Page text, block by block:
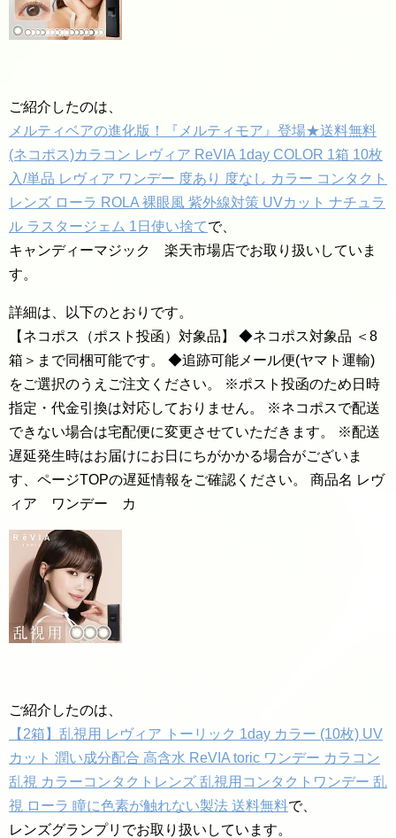
ご紹介したのは、
メルティベアの進化版！『メルティモア』登場★送料無料
(ネコポス)カラコン レヴィア ReVIA 1day COLOR 1箱 10枚
入/単品 レヴィア ワンデー 度あり 度なし カラー コンタクト
レンズ ローラ ROLA 裸眼風 紫外線対策 UVカット ナチュラ
ル ラスタージェム 1日使い捨てで、
キャンディーマジック 楽天市場店でお取り扱いしていま
す。
詳細は、以下のとおりです。
【ネコポス（ポスト投函）対象品】 ◆ネコポス対象品 ＜8
箱＞まで同梱可能です。 ◆追跡可能メール便(ヤマト運輸)
をご選択のうえご注文ください。 ※ポスト投函のため日時
指定・代金引換は対応しておりません。 ※ネコポスで配送
できない場合は宅配便に変更させていただきます。 ※配送
遅延発生時はお届けにお日にちがかかる場合がございま
す、ページTOPの遅延情報をご確認ください。 商品名 レヴ
ィア ワンデー カ
ご紹介したのは、
【2箱】乱視用 レヴィア トーリック 1day カラー (10枚) UV
カット 潤い成分配合 高含水 ReVIA toric ワンデー カラコン
乱視 カラーコンタクトレンズ 乱視用コンタクトワンデー 乱
視 ローラ 瞳に色素が触れない製法 送料無料で、
レンズグランプリでお取り扱いしています。